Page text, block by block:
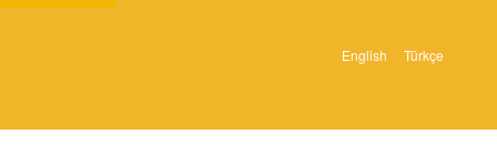
English Türkçe